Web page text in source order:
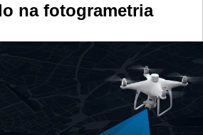
na fotogrametria